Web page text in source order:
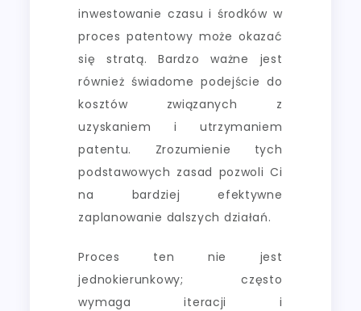
inwestowanie czasu i środków w
proces patentowy może okazać
się stratą. Bardzo ważne jest
również świadome podejście do
kosztów związanych z
uzyskaniem i utrzymaniem
patentu. Zrozumienie tych
podstawowych zasad pozwoli Ci
na bardziej efektywne
zaplanowanie dalszych działań.
Proces ten nie jest
jednokierunkowy; często
wymaga iteracji i